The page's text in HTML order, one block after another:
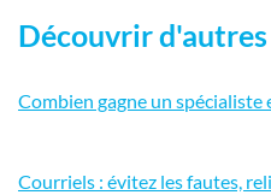
Découvrir
Combien gagne un spécialiste
Courriels : évitez les fautes,